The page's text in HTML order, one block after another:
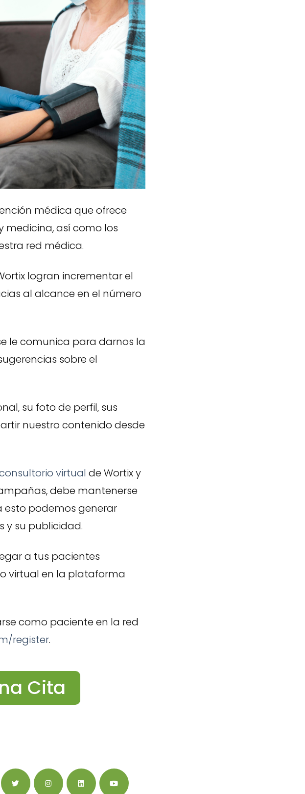
médica que ofrece
así como los
red médica.
logran incrementar el
al alcance en el número
le comunica para darnos la
sobre el
su foto de perfil, sus
nuestro contenido desde
virtual de Wortix y
debe mantenerse
podemos generar
y su publicidad.
a tus pacientes
virtual en la plataforma
como paciente en la red
register.
Cita